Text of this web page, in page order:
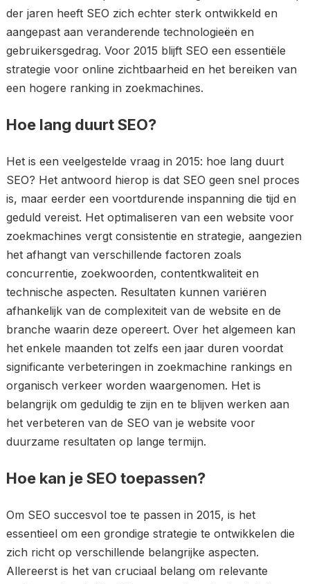
der jaren heeft SEO zich echter sterk ontwikkeld en
aangepast aan veranderende technologieën en
gebruikersgedrag. Voor 2015 blijft SEO een essentiële
strategie voor online zichtbaarheid en het bereiken van
een hogere ranking in zoekmachines.
Hoe lang duurt SEO?
Het is een veelgestelde vraag in 2015: hoe lang duurt
SEO? Het antwoord hierop is dat SEO geen snel proces
is, maar eerder een voortdurende inspanning die tijd en
geduld vereist. Het optimaliseren van een website voor
zoekmachines vergt consistentie en strategie, aangezien
het afhangt van verschillende factoren zoals
concurrentie, zoekwoorden, contentkwaliteit en
technische aspecten. Resultaten kunnen variëren
afhankelijk van de complexiteit van de website en de
branche waarin deze opereert. Over het algemeen kan
het enkele maanden tot zelfs een jaar duren voordat
significante verbeteringen in zoekmachine rankings en
organisch verkeer worden waargenomen. Het is
belangrijk om geduldig te zijn en te blijven werken aan
het verbeteren van de SEO van je website voor
duurzame resultaten op lange termijn.
Hoe kan je SEO toepassen?
Om SEO succesvol toe te passen in 2015, is het
essentieel om een grondige strategie te ontwikkelen die
zich richt op verschillende belangrijke aspecten.
Allereerst is het van cruciaal belang om relevante